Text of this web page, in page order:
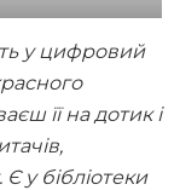
у цифровий
її на дотик і
у бібліотеки